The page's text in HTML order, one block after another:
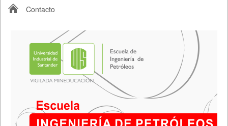
Contacto